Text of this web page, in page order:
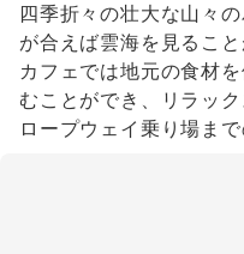
四季折々の壮大な山々
が合えば雲海を見ること
カフェでは地元の食材
むことができ、リラッ
ロープウェイ乗り場ま